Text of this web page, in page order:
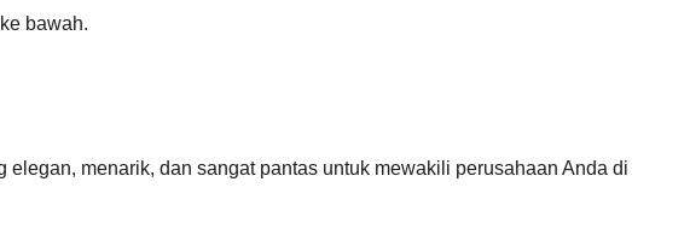
bawah.
menarik, dan sangat pantas untuk mewakili perusahaan Anda di